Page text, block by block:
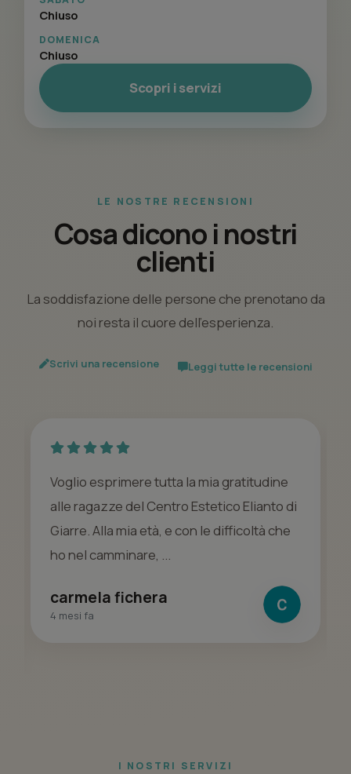
Chiuso
DOMENICA
Chiuso
Scopri i servizi
LE NOSTRE RECENSIONI
Cosa dicono i nostri
clienti
La soddisfazione delle persone che prenotano da
noi resta il cuore dell’esperienza.
Scrivi una recensione Leggi tutte le recensioni
Voglio esprimere tutta la mia gratitudine
alle ragazze del Centro Estetico Elianto di
Giarre. Alla mia età, e con le difficoltà che
ho nel camminare, ...
carmela fichera
4 mesi fa
I NOSTRI SERVIZI